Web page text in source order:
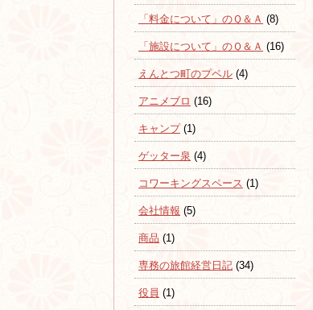
「料金について」のＱ＆Ａ (8)
「施設について」のＱ＆Ａ (16)
えんとつ町のプペル (4)
アニメブロ (16)
キャンプ(1)
ゲッター泉 (4)
コワーキングスペース (1)
会社情報 (5)
商品 (1)
専務の旅館経営日記 (34)
役員 (1)